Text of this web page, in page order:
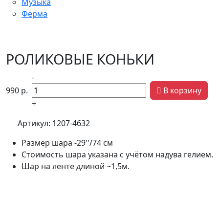
Ферма
РОЛИКОВЫЕ КОНЬКИ
990 р.
-
+
В корзину
Артикул: 1207-4632
Размер шара -29''/74 см
Стоимость шара указана с учётом надува гелием.
Шар на ленте длиной ~1,5м.